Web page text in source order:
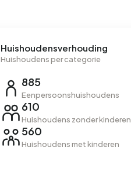
Huishoudensverhouding
Huishoudens per categorie
885
Eenpersoonshuishoudens
610
Huishoudens zonder kinderen
560
Huishoudens met kinderen